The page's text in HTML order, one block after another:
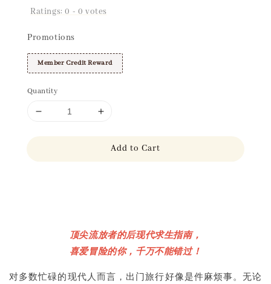
Ratings:0 - 0 votes
Promotions
Member Credit Reward
Quantity
Add to Cart
顶尖流放者的后现代求生指南，
喜爱冒险的你，千万不能错过！
对多数忙碌的现代人而言，出门旅行好像是件麻烦事。无论